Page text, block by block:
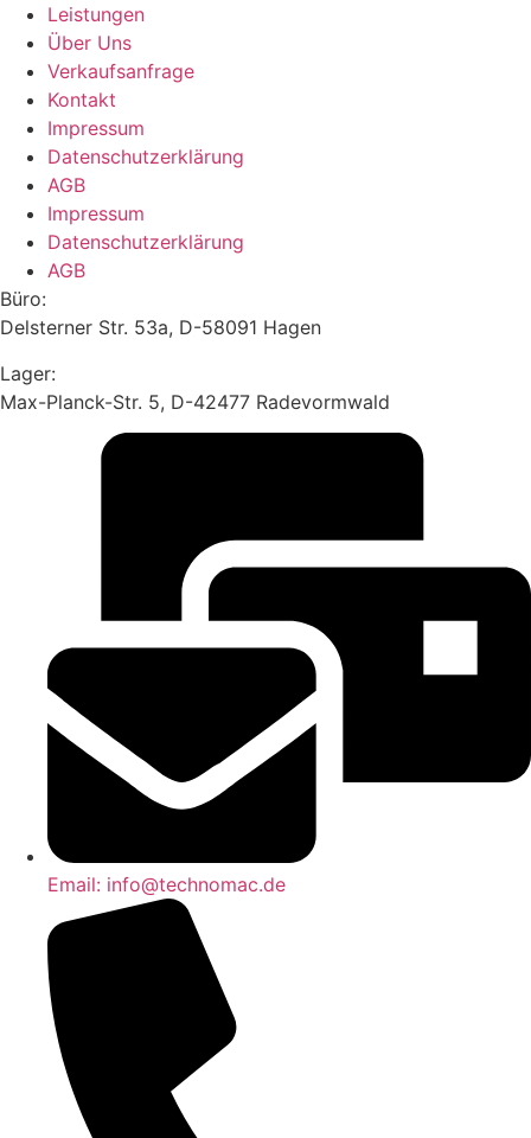
Leistungen
Über Uns
Verkaufsanfrage
Kontakt
Impressum
Datenschutzerklärung
AGB
Impressum
Datenschutzerklärung
AGB
Büro:
Delsterner Str. 53a, D-58091 Hagen
Lager:
Max-Planck-Str. 5, D-42477 Radevormwald
Email: info@technomac.de